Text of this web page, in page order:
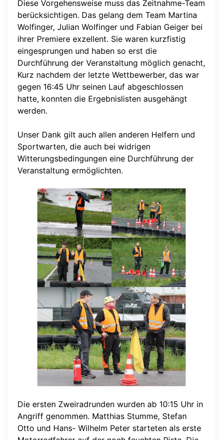
Diese Vorgehensweise muss das Zeitnahme-Team
berücksichtigen. Das gelang dem Team Martina
Wolfinger, Julian Wolfinger und Fabian Geiger bei
ihrer Premiere exzellent. Sie waren kurzfistig
eingesprungen und haben so erst die
Durchführung der Veranstaltung möglich genacht,
Kurz nachdem der letzte Wettbewerber, das war
gegen 16:45 Uhr seinen Lauf abgeschlossen
hatte, konnten die Ergebnislisten ausgehängt
werden.
Unser Dank gilt auch allen anderen Helfern und
Sportwarten, die auch bei widrigen
Witterungsbedingungen eine Durchführung der
Veranstaltung ermöglichten.
Die ersten Zweiradrunden wurden ab 10:15 Uhr in
Angriff genommen. Matthias Stumme, Stefan
Otto und Hans- Wilhelm Peter starteten als erste